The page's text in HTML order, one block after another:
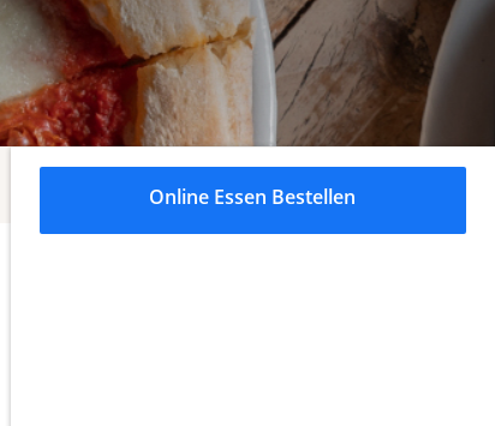
XXL Burger Menüs
Online Essen Bestellen